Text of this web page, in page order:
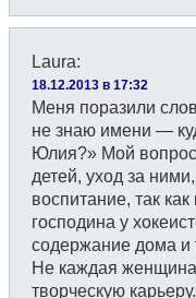
Laura:
18.12.2013 в 17:32
Меня поразили
не знаю имени —
Юлия?» Мой
детей, уход за
воспитание, так
господина у
содержание дома и
Не каждая женщина
творческую карьеру.